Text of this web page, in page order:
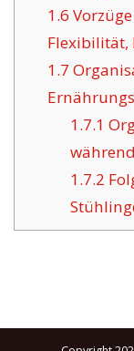
1.6
Flexibilität,
1.7
1.7.1
1.7.2